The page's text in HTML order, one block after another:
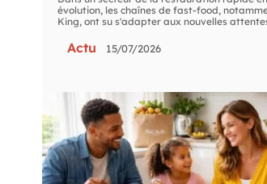
évolution, les chaînes de fast-food,
King, ont su s'adapter aux nouvelles
Actu 15/07/2026